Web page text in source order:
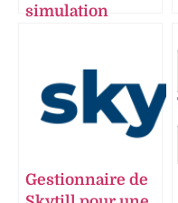
simulation
stratégies pour
investisseurs
engagés
Gestionnaire de